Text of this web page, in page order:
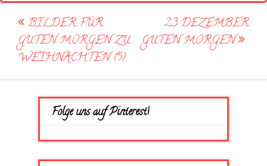
Post
navigation
BILDER FÜR
GUTEN MORGEN ZU
WEIHNACHTEN (5)
23 DEZEMBER
GUTEN MORGEN
Folge uns auf Pinterest!